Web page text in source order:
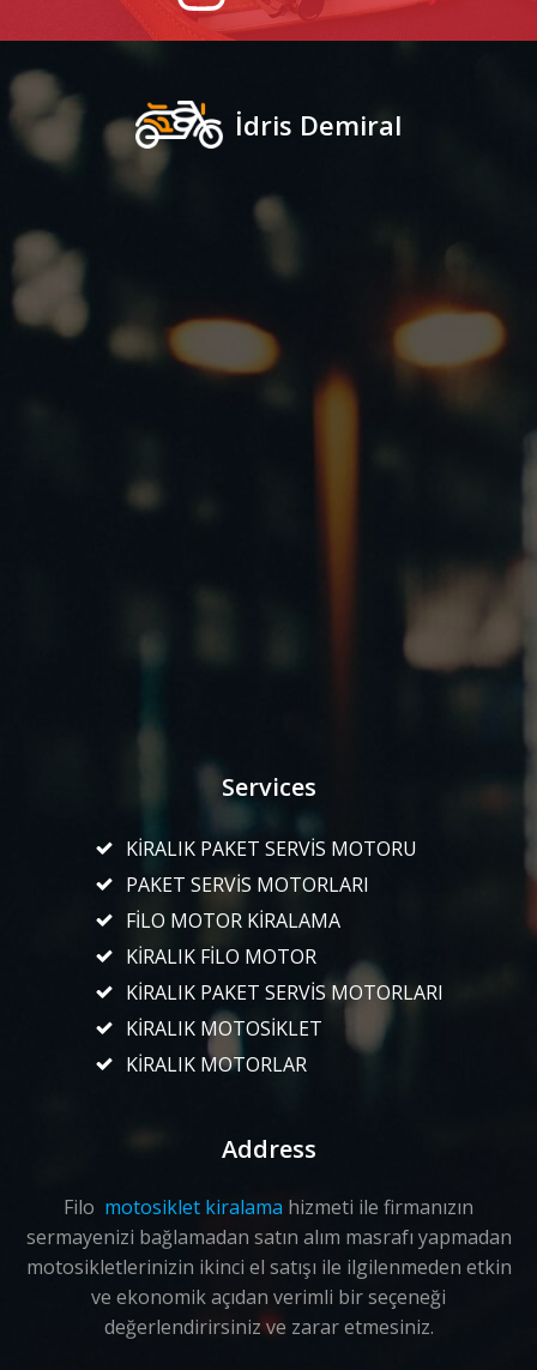
İdris Demiral
Services
KİRALIK PAKET SERVİS MOTORU
PAKET SERVİS MOTORLARI
FİLO MOTOR KİRALAMA
KİRALIK FİLO MOTOR
KİRALIK PAKET SERVİS MOTORLARI
KİRALIK MOTOSİKLET
KİRALIK MOTORLAR
Address
Filo motosiklet kiralama hizmeti ile firmanızın
sermayenizi bağlamadan satın alım masrafı yapmadan
motosikletlerinizin ikinci el satışı ile ilgilenmeden etkin
ve ekonomik açıdan verimli bir seçeneği
değerlendirirsiniz ve zarar etmesiniz.